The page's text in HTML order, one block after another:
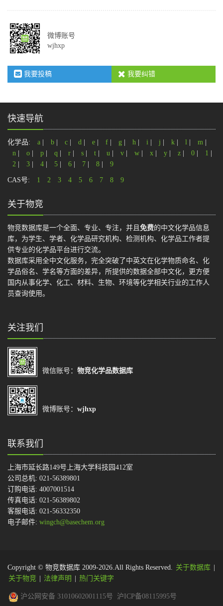
微博账号
wjhxp
我要投稿 我要纠错
快速导航
化学品: a b c d e f g h i j k l m
n
o p q r s t u v w x y z 0 1
2
3 4 5 6 7 8 9
CAS号: 1 2 3 4 5 6 7 8 9
关于物竞
物竞数据库是一个全面、专业、专注，并且 免费的中文化学品信息
库，为学生、学者、化学品研究机构、检测机构、化学品工作者提
供专业的化学品平台进行交流。
数据库采用全中文化服务，完全突破了中英文在化学物质命名、化
学品俗名、学名等方面的差异，所提供的数据全部中文化，更方便
国内从事化学、化工、材料、生物、环境等化学相关行业的工作人
员查询使用。
关注我们
微信账号： 物竞化学品数据库
微博账号： wjhxp
联系我们
上海市延长路149号上海大学科技园412室
公司总机: 021-56389801
订购电话: 4007001514
传真电话: 021-56389802
客服电话: 021-56332350
电子邮件: wingch@basechem.org
Copyright © 物竞数据库 2009-2026.All Rights Reserved. 关于数据库
关于物竞
法律声明 热门关键字
沪公网安备 31010602001115号 沪ICP备08115995号